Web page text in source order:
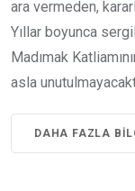
ara vermeden,
Yıllar boyunca
Madımak
asla
DAHA FAZLA